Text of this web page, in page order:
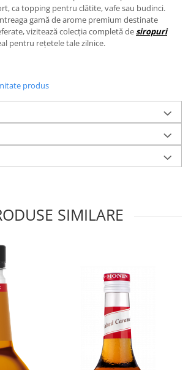
ca topping pentru clătite, vafe sau budinci.
gamă de arome premium destinate
vizitează colecția completă desiropuri
pentru rețetele tale zilnice.
produs
SIMILARE